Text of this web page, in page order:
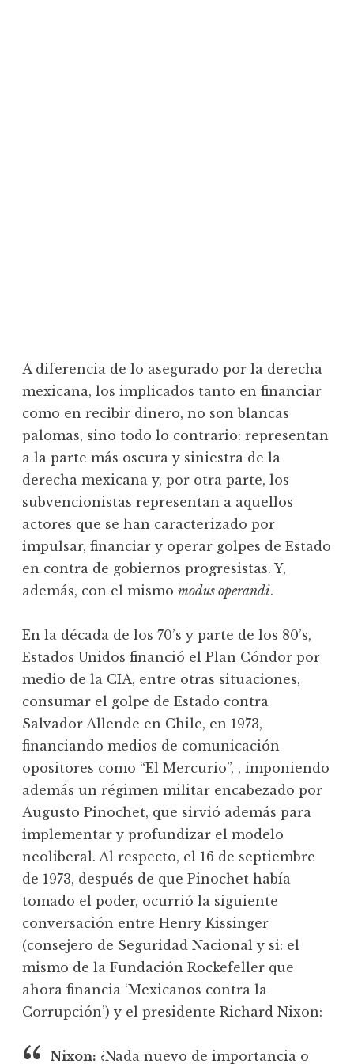
A diferencia de lo asegurado por la derecha
mexicana, los implicados tanto en financiar
como en recibir dinero, no son blancas
palomas, sino todo lo contrario: representan
a la parte más oscura y siniestra de la
derecha mexicana y, por otra parte, los
subvencionistas representan a aquellos
actores que se han caracterizado por
impulsar, financiar y operar golpes de Estado
en contra de gobiernos progresistas. Y,
además, con el mismo modus operandi.
En la década de los 70’s y parte de los 80’s,
Estados Unidos financió el Plan Cóndor por
medio de la CIA, entre otras situaciones,
consumar el golpe de Estado contra
Salvador Allende en Chile, en 1973,
financiando medios de comunicación
opositores como “El Mercurio”, , imponiendo
además un régimen militar encabezado por
Augusto Pinochet, que sirvió además para
implementar y profundizar el modelo
neoliberal. Al respecto, el 16 de septiembre
de 1973, después de que Pinochet había
tomado el poder, ocurrió la siguiente
conversación entre Henry Kissinger
(consejero de Seguridad Nacional y si: el
mismo de la Fundación Rockefeller que
ahora financia ‘Mexicanos contra la
Corrupción’) y el presidente Richard Nixon:
Nixon: ¿Nada nuevo de importancia o